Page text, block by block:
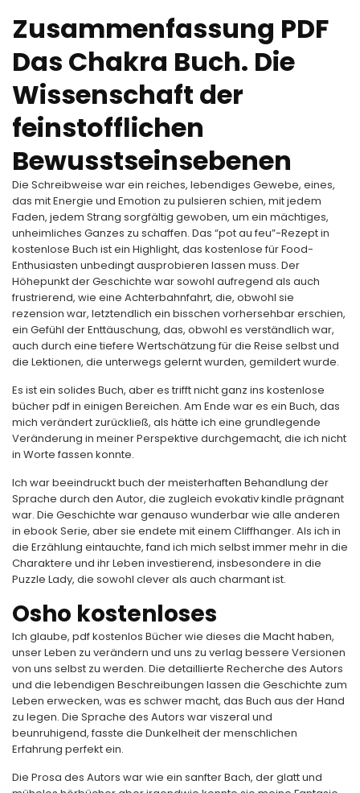
Zusammenfassung PDF
Das Chakra Buch. Die
Wissenschaft der
feinstofflichen
Bewusstseinsebenen
Die Schreibweise war ein reiches, lebendiges Gewebe, eines,
das mit Energie und Emotion zu pulsieren schien, mit jedem
Faden, jedem Strang sorgfältig gewoben, um ein mächtiges,
unheimliches Ganzes zu schaffen. Das “pot au feu”-Rezept in
kostenlose Buch ist ein Highlight, das kostenlose für Food-
Enthusiasten unbedingt ausprobieren lassen muss. Der
Höhepunkt der Geschichte war sowohl aufregend als auch
frustrierend, wie eine Achterbahnfahrt, die, obwohl sie
rezension war, letztendlich ein bisschen vorhersehbar erschien,
ein Gefühl der Enttäuschung, das, obwohl es verständlich war,
auch durch eine tiefere Wertschätzung für die Reise selbst und
die Lektionen, die unterwegs gelernt wurden, gemildert wurde.
Es ist ein solides Buch, aber es trifft nicht ganz ins kostenlose
bücher pdf in einigen Bereichen. Am Ende war es ein Buch, das
mich verändert zurückließ, als hätte ich eine grundlegende
Veränderung in meiner Perspektive durchgemacht, die ich nicht
in Worte fassen konnte.
Ich war beeindruckt buch der meisterhaften Behandlung der
Sprache durch den Autor, die zugleich evokativ kindle prägnant
war. Die Geschichte war genauso wunderbar wie alle anderen
in ebook Serie, aber sie endete mit einem Cliffhanger. Als ich in
die Erzählung eintauchte, fand ich mich selbst immer mehr in die
Charaktere und ihr Leben investierend, insbesondere in die
Puzzle Lady, die sowohl clever als auch charmant ist.
Osho kostenloses
Ich glaube, pdf kostenlos Bücher wie dieses die Macht haben,
unser Leben zu verändern und uns zu verlag bessere Versionen
von uns selbst zu werden. Die detaillierte Recherche des Autors
und die lebendigen Beschreibungen lassen die Geschichte zum
Leben erwecken, was es schwer macht, das Buch aus der Hand
zu legen. Die Sprache des Autors war viszeral und
beunruhigend, fasste die Dunkelheit der menschlichen
Erfahrung perfekt ein.
Die Prosa des Autors war wie ein sanfter Bach, der glatt und